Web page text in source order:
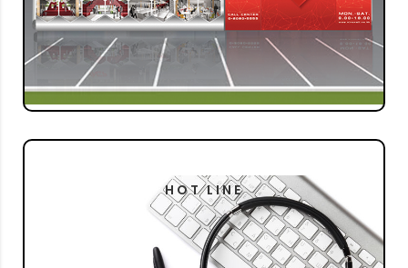
เขตบางเขน
กรุงเทพฯ 10220
GO TO
HOT LINE